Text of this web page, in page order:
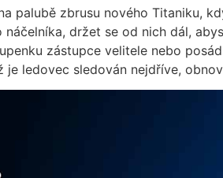
palubě zbrusu nového Titaniku,
náčelníka, držet se od nich dál,
zástupce velitele nebo
je ledovec sledován nejdříve,